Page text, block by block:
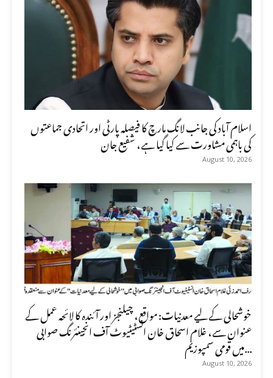
اسلام آباد کی جانب لانگ مارچ کا فیصلہ پارٹی اور اتحادی جماعتوں
کی باہمی مشاورت سے کیا گیا ہے، شفیع جان
August 10, 2026
خوشحالی کے لیے معدنیات: مواقع، چیلنجز اور آئندہ کا لائحہ عمل کے
عنوان سے، غلام اسحاق خان انسٹیٹیوٹ آف انجینئرنگ صوابی
میں قومی سمپوزیم...
August 10, 2026